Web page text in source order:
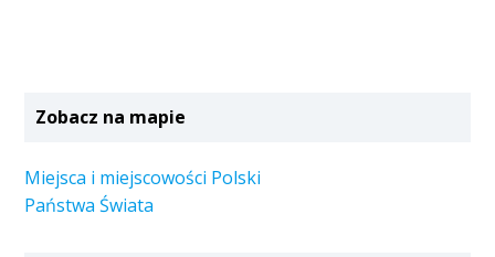
Zobacz na mapie
Miejsca i miejscowości Polski
Państwa Świata